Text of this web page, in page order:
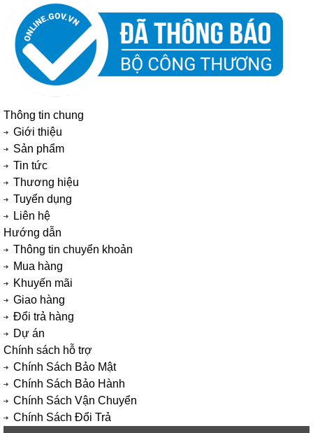
Thông tin chung
Giới thiệu
Sản phẩm
Tin tức
Thương hiệu
Tuyển dụng
Liên hệ
Hướng dẫn
Thông tin chuyển khoản
Mua hàng
Khuyến mãi
Giao hàng
Đổi trả hàng
Dự án
Chính sách hỗ trợ
Chính Sách Bảo Mật
Chính Sách Bảo Hành
Chính Sách Vận Chuyển
Chính Sách Đổi Trả